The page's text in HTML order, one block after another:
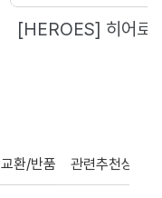
교환/반품 관련추천상품